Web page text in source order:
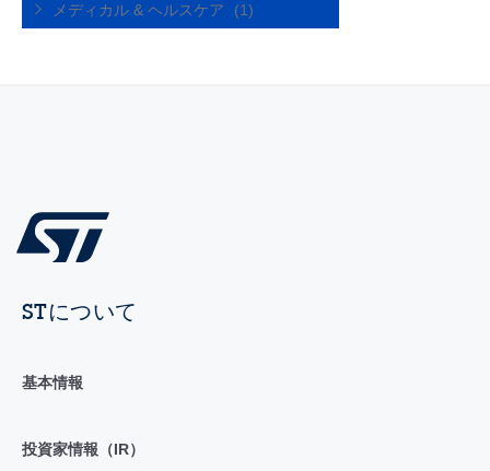
メディカル & ヘルスケア (1)
STについて
基本情報
投資家情報（IR）